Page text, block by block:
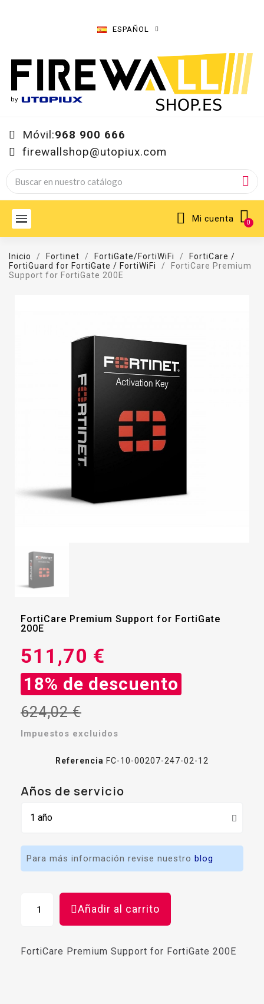
ESPAÑOL
Móvil:968 900 666
firewallshop@utopiux.com
Mi cuenta
Inicio Fortinet FortiGate/FortiWiFi
FortiCare /
FortiGuard for FortiGate / FortiWiFi
FortiCare Premium
Support for FortiGate 200E
FortiCare Premium Support for FortiGate
200E
624,02 €
511,70 €
18% de descuento
Impuestos excluidos
Referencia FC-10-00207-247-02-12
Años de servicio
Para más información revise nuestro blog
Añadir al carrito
FortiCare Premium Support for FortiGate 200E